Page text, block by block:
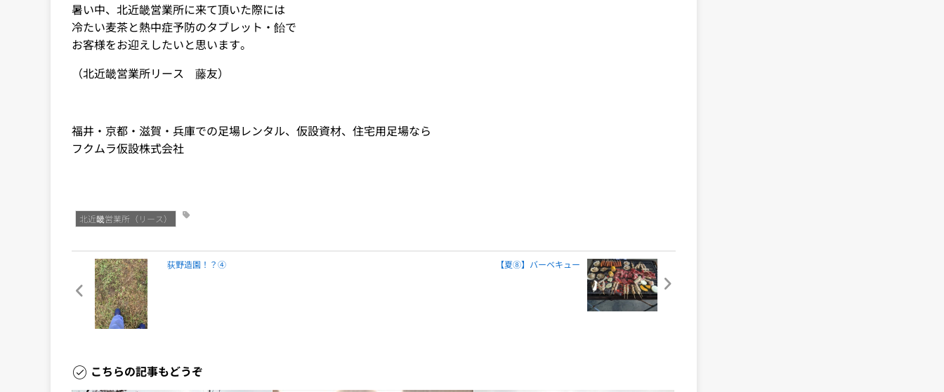
暑い中、北近畿営業所に来て頂いた際には
冷たい麦茶と熱中症予防のタブレット・飴で
お客様をお迎えしたいと思います。
（北近畿営業所リース 藤友）
福井・京都・滋賀・兵庫での足場レンタル、仮設資材、住宅用足場なら
フクムラ仮設株式会社
北近畿営業所（リース）
荻野造園！？④ 【夏⑧】バーベキュー
こちらの記事もどうぞ